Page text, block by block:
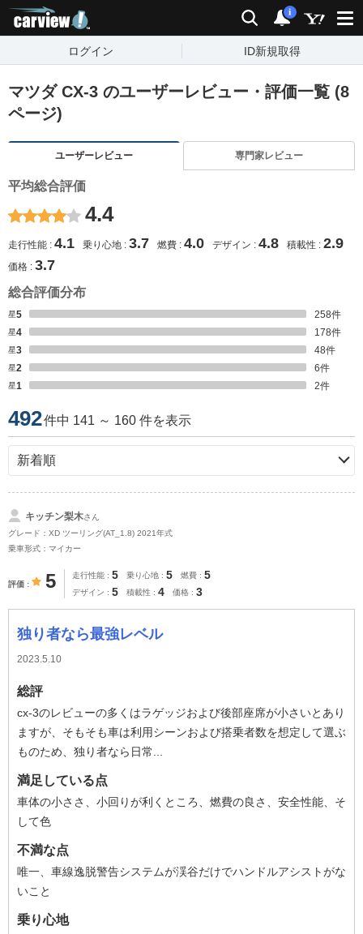
検索 通知
i
ログイン ID新規取得
マツダ CX-3 のユーザーレビュー・評価一覧 (8
ページ)
ユーザーレビュー 専門家レビュー
平均総合評価
4.4
走行性能 4.1 乗り心地 3.7 燃費 4.0 デザイン 4.8 積載性 2.9
価格 3.7
総合評価分布
星5 258件
星4
178件
星3
48件
星2
6件
星1
2件
492件中 141 ～ 160 件を表示
キッチン梨木さん
グレード：XD ツーリング(AT_1.8) 2021年式
乗車形式：マイカー
評価 5 走行性能 5 乗り心地 5 燃費 5
デザイン 5 積載性 4 価格 3
独り者なら最強レベル
2023.5.10
総評
cx-3のレビューの多くはラゲッジおよび後部座席が小さいとあり
ますが、そもそも車は利用シーンおよび搭乗者数を想定して選ぶ
ものため、独り者なら日常...
満足している点
車体の小ささ、小回りが利くところ、燃費の良さ、安全性能、そ
して色
不満な点
唯一、車線逸脱警告システムが渓谷だけでハンドルアシストがな
いこと
乗り心地